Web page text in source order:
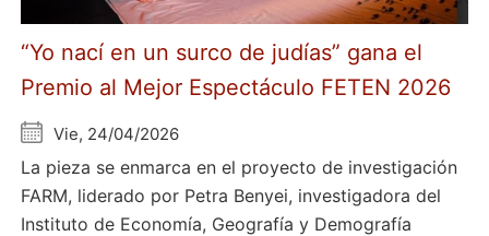
“Yo nací en un surco de judías” gana el
Premio al Mejor Espectáculo FETEN 2026
Vie, 24/04/2026
La pieza se enmarca en el proyecto de investigación
FARM, liderado por Petra Benyei, investigadora del
Instituto de Economía, Geografía y Demografía